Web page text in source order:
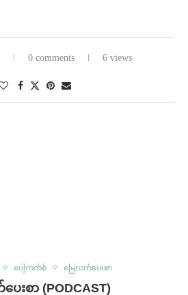
0 comments 6 views
ပေါ့ကတ်စ် မြေလတ်ပေးစာ
ေးစာ (PODCAST)